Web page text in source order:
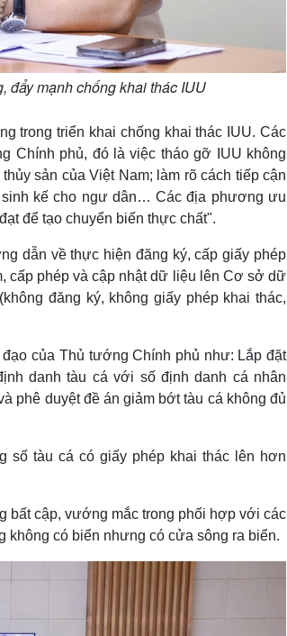
đẩy mạnh chống khai thác IUU
trong triển khai chống khai thác IUU. Các
Chính phủ, đó là việc tháo gỡ IUU không
sản của Việt Nam; làm rõ cách tiếp cận
sinh kế cho ngư dân… Các địa phương ưu
để tạo chuyển biến thực chất".
dẫn về thực hiện đăng ký, cấp giấy phép
cấp phép và cập nhật dữ liệu lên Cơ sở dữ
đăng ký, không giấy phép khai thác,
của Thủ tướng Chính phủ như: Lắp đặt
danh tàu cá với số định danh cá nhân
phê duyệt đề án giảm bớt tàu cá không đủ
số tàu cá có giấy phép khai thác lên hơn
bất cập, vướng mắc trong phối hợp với các
có biển nhưng có cửa sông ra biển.